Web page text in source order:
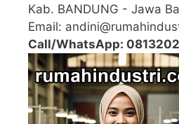
Kab. BANDUNG - Jawa
Email:
Call/WhatsApp: